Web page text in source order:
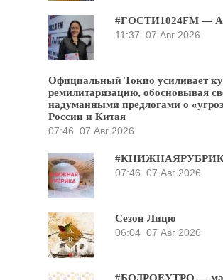
#ГОСТИ1024FM —
11:37 07 Авг 2026
Официальный Токио усиливает
ремилитаризацию, обосновывая
надуманными предлогами о
России и Китая
07:46 07 Авг 2026
07:46 07 Авг 2026
Сезон Лицю
06:04 07 Авг 2026
#БОДРОЕУТРО —